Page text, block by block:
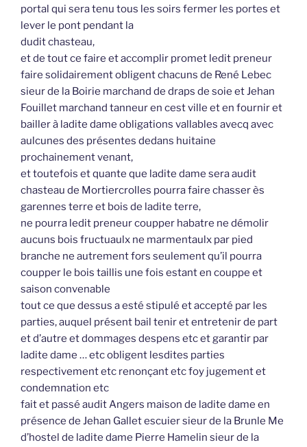
portal qui sera tenu tous les soirs fermer les portes et
lever le pont pendant la
dudit chasteau,
et de tout ce faire et accomplir promet ledit preneur
faire solidairement obligent chacuns de René Lebec
sieur de la Boirie marchand de draps de soie et Jehan
Fouillet marchand tanneur en cest ville et en fournir et
bailler à ladite dame obligations vallables avecq avec
aulcunes des présentes dedans huitaine
prochainement venant,
et toutefois et quante que ladite dame sera audit
chasteau de Mortiercrolles pourra faire chasser ès
garennes terre et bois de ladite terre,
ne pourra ledit preneur coupper habatre ne démolir
aucuns bois fructuaulx ne marmentaulx par pied
branche ne autrement fors seulement qu’il pourra
coupper le bois taillis une fois estant en couppe et
saison convenable
tout ce que dessus a esté stipulé et accepté par les
parties, auquel présent bail tenir et entretenir de part
et d’autre et dommages despens etc et garantir par
ladite dame … etc obligent lesdites parties
respectivement etc renonçant etc foy jugement et
condemnation etc
fait et passé audit Angers maison de ladite dame en
présence de Jehan Gallet escuier sieur de la Brunle Me
d’hostel de ladite dame Pierre Hamelin sieur de la